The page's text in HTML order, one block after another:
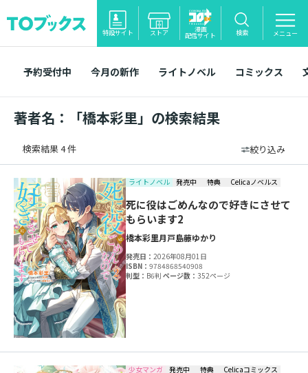
特設サイト ストア 漫画
配信サイト 検索 メニュー
予約受付中 今月の新作 ライトノベル コミックス
著者名：「橋本彩里」の検索結果
検索結果 4 件 絞り込み
ライトノベル 発売中 特典 Celicaノベルス
死に役はごめんなので好きにさせて
もらいます2
橋本彩里月戸島藤ゆかり
発売日：2026年08月01日
ISBN：9784868540908
判型： B6判ページ数：352ページ
少女マンガ 発売中 特典 Celicaコミックス